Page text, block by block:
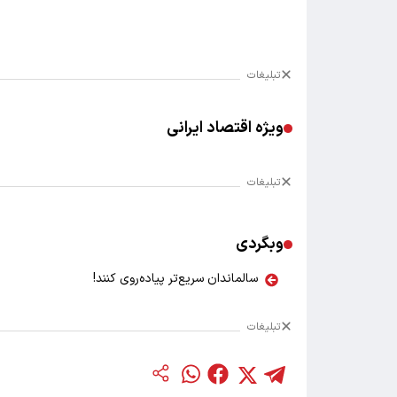
تبلیغات
ویژه اقتصاد ایرانی
تبلیغات
وبگردی
سالماندان سریع‌تر پیاده‌روی کنند!
تبلیغات